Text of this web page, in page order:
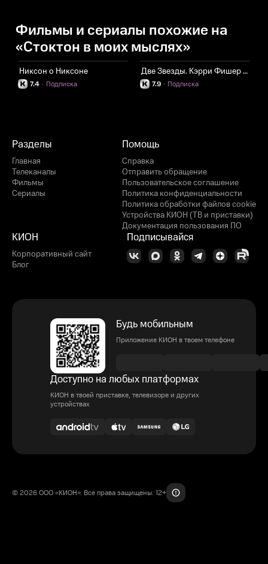
Фильмы и сериалы похожие на
«Стоктон в моих мыслях»
Никсон о Никсоне
7.4 Подписка
·
Две Звезды. Кэрри Фишер и Дебби Рейнольдс
7.9 Подписка
·
Разделы
Главная
Телеканалы
Фильмы
Сериалы
Помощь
Справка
Отправить обращение
Пользовательское соглашение
Политика конфиденциальности
Политика обработки файлов cookie
Устройства КИОН (ТВ и приставки)
Документация пользования ПО
КИОН
Корпоративный сайт
Блог
Подписывайся
Будь мобильным
Приложение КИОН в твоем телефоне
Доступно на любых платформах
КИОН в твоей приставке, телевизоре и других
устройствах
© 2026 ООО «КИОН». Все права защищены. 12+